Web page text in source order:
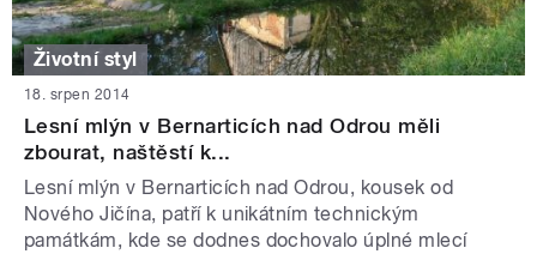
Životní styl
18. srpen 2014
Lesní mlýn v Bernarticích nad Odrou měli
zbourat, naštěstí k...
Lesní mlýn v Bernarticích nad Odrou, kousek od
Nového Jičína, patří k unikátním technickým
památkám, kde se dodnes dochovalo úplné mlecí